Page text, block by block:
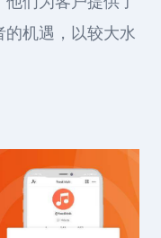
的机遇，以较大水